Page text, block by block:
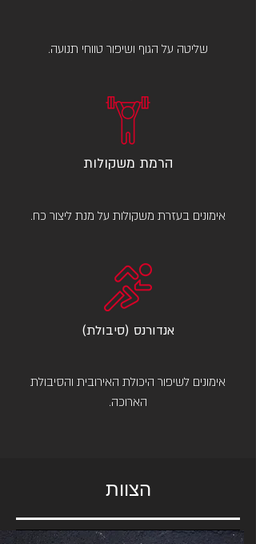
שליטה על הגוף ושיפור טווחי תנועה.
הרמת משקולות
אימונים בעזרת משקולות על מנת ליצור כח.
אנדורנס (סיבולת)
אימונים לשיפור היכולת האירובית והסיבולת
הארוכה.
הצוות